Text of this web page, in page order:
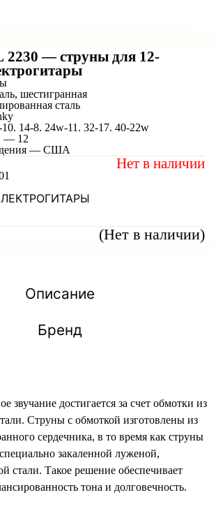
для 12-
(Нет в наличии)
шестигранная
сталь
14-8. 24w-11. 32-17. 40-22w
— 12
— США
Нет в наличии
Описание
Бренд
звучание достигается за счет обмотки из
Струны с обмоткой изготовлены из
сердечника, в то время как струны
закаленной луженой,
стали. Такое решение обеспечивает
тона и долговечность.